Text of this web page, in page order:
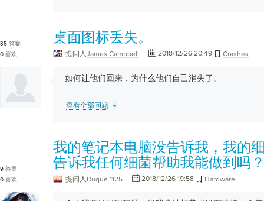
35 答案
0 喜欢
桌面图标丢失。
提问人James Campbell 2018/12/26 20:49 Crashes
如何让他们回来，为什么他们自己消失了。
查看全部问题
9 答案
0 喜欢
我的笔记本电脑没告诉我，我的
告诉我任何细菌帮助我能做到吗
提问人 Duque 1125 2018/12/26 19:58 Hardware